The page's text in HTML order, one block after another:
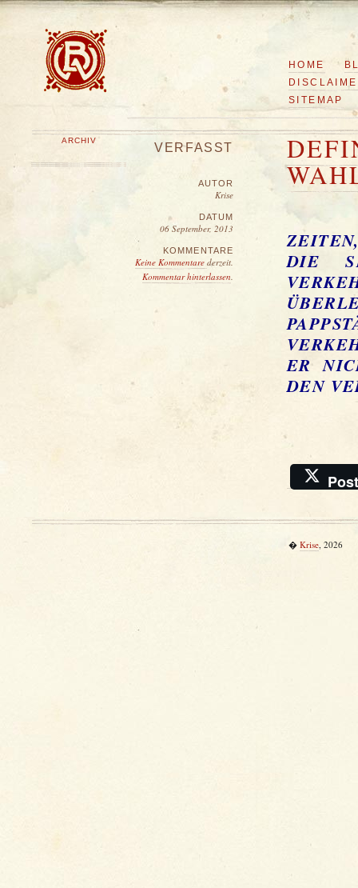
HOME
SITEMAP
ARCHIV
VERFASST
AUTOR
Krise
DATUM
06 September, 2013
KOMMENTARE
Keine Kommentare derzeit.
Kommentar hinterlassen.
DIE
NICHT
N
Post
� Krise, 2026